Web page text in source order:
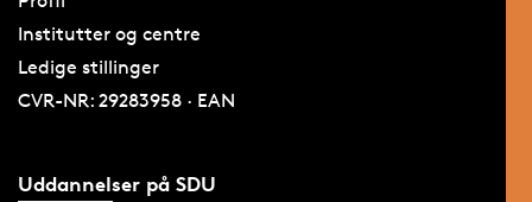
Institutter og centre
Ledige stillinger
CVR-NR: 29283958 · EAN
Uddannelser på SDU